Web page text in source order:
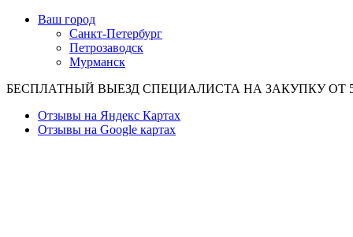
Ваш город
Санкт-Петербург
Петрозаводск
Мурманск
БЕСПЛАТНЫЙ ВЫЕЗД СПЕЦИАЛИСТА НА ЗАКУПКУ ОТ
Отзывы на Яндекс Картах
Отзывы на Google картах